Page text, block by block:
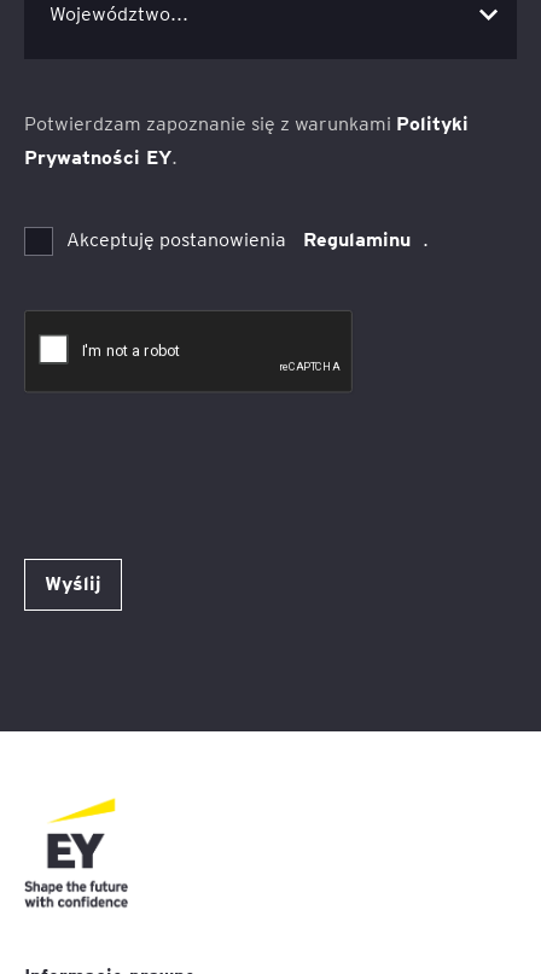
Potwierdzam zapoznanie się z warunkami Polityki
Prywatności EY.
Akceptuję postanowienia Regulaminu .
Wyślij